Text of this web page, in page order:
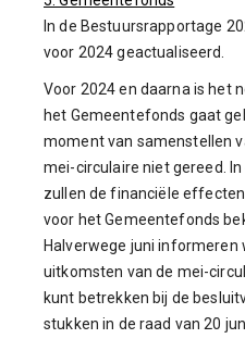
In de Bestuursrapportage
voor 2024 geactualiseerd.
Voor 2024 en daarna is het
het Gemeentefonds gaat
moment van samenstellen
mei-circulaire niet gereed.
zullen de financiële
voor het Gemeentefonds
Halverwege juni informeren
uitkomsten van de mei-
kunt betrekken bij de
stukken in de raad van 20